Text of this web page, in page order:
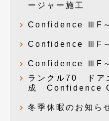
ージャー施工
Confidence ⅢF
Confidence ⅢF
Confidence ⅢF
ランクル70 ドア
成 Confidence
冬季休暇のお知ら